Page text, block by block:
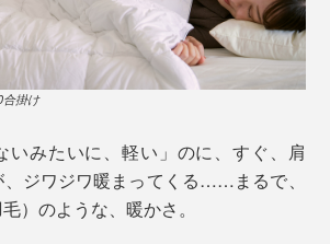
合掛け
いみたいに、軽い」のに、すぐ、肩
ジワジワ暖まってくる……まるで、
）のような、暖かさ。